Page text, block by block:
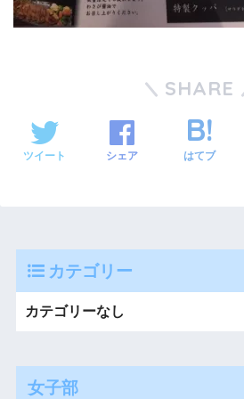
SHARE
ツイート シェア はてブ
カテゴリー
カテゴリーなし
女子部